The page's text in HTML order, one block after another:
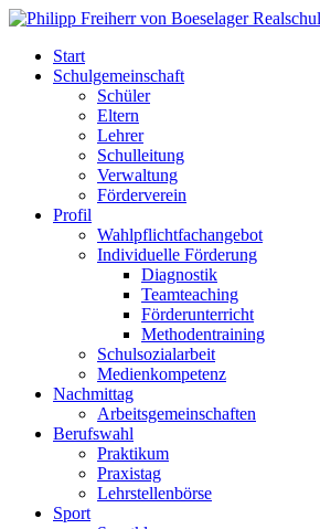
Start
Schulgemeinschaft
Schüler
Eltern
Lehrer
Schulleitung
Verwaltung
Förderverein
Profil
Wahlpflichtfachangebot
Individuelle Förderung
Diagnostik
Teamteaching
Förderunterricht
Methodentraining
Schulsozialarbeit
Medienkompetenz
Nachmittag
Arbeitsgemeinschaften
Berufswahl
Praktikum
Praxistag
Lehrstellenbörse
Sport